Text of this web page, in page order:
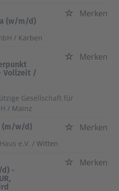
(w/m/d)
Merken
/ Karben
Vollzeit /
Merken
Gesellschaft für
/ Mainz
(m/w/d)
Merken
e.V. / Witten
-
Merken